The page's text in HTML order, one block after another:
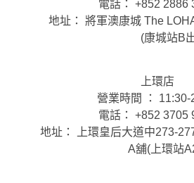
電話： +852 2886
地址： 將軍澳康城 The
(康城站B出
上環店
營業時間 ： 11:30-
電話： +852 3705
地址： 上環皇后大道中273-
A舖(上環站A2